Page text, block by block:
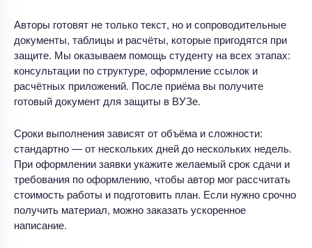
Авторы готовят не только текст, но и сопроводительные
документы, таблицы и расчёты, которые пригодятся при
защите. Мы оказываем помощь студенту на всех этапах:
консультации по структуре, оформление ссылок и
расчётных приложений. После приёма вы получите
готовый документ для защиты в ВУЗе.
Сроки выполнения зависят от объёма и сложности:
стандартно — от нескольких дней до нескольких недель.
При оформлении заявки укажите желаемый срок сдачи и
требования по оформлению, чтобы автор мог рассчитать
стоимость работы и подготовить план. Если нужно срочно
получить материал, можно заказать ускоренное
написание.